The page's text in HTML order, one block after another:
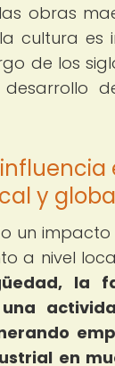
obras
cultura es
de los
y
un impacto
a nivel
la
en